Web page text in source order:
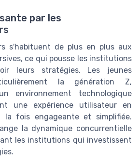
par les
s'habituent de plus en plus aux
ce qui pousse les institutions
leurs stratégies. Les jeunes
la génération Z,
environnement technologique
une expérience utilisateur en
fois engageante et simplifiée.
la dynamique concurrentielle
les institutions qui investissent